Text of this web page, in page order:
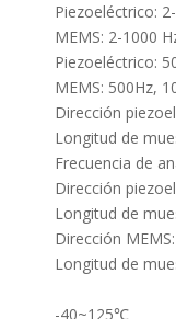
Piezoeléctrico:
MEMS: 2-1000
Piezoeléctrico:
MEMS: 500Hz,
Dirección
Longitud de
Frecuencia de
Dirección
Longitud de
Dirección MEMS:
Longitud de
-40~125℃